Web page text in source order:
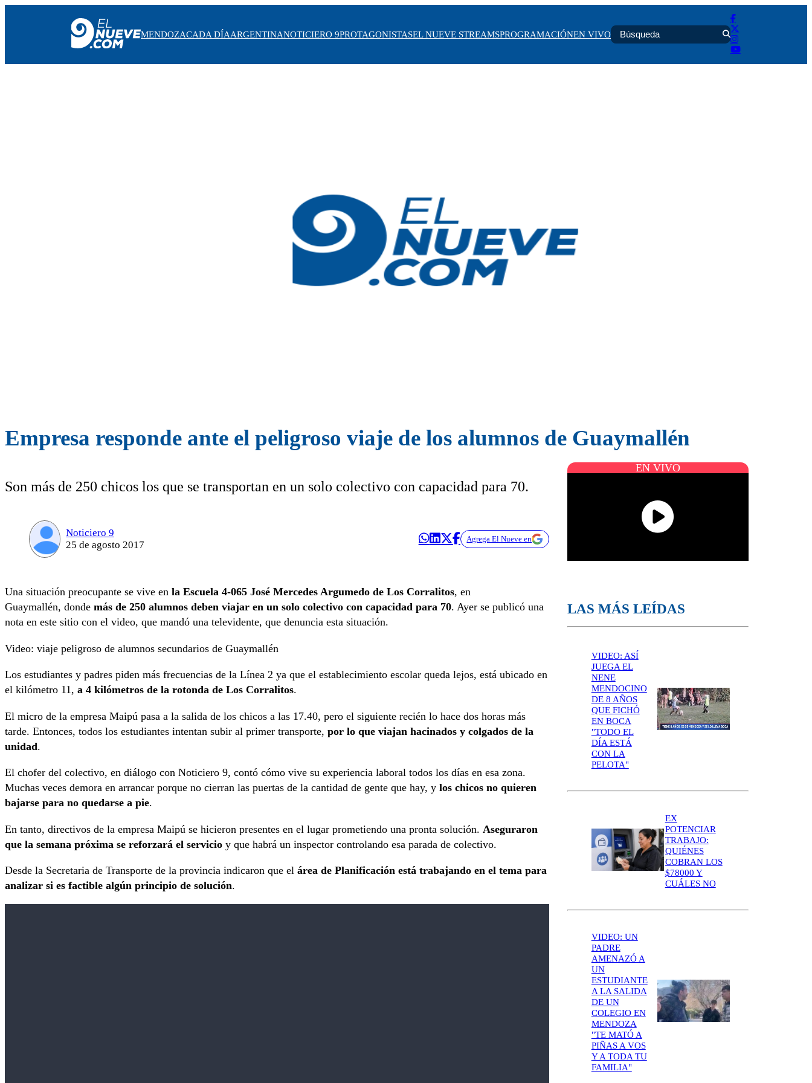
MENDOZACADA DÍAARGENTINANOTICIERO 9PROTAGONISTASEL NUEVE STREAMSPROGRAMACIÓNEN VIVO
Empresa responde ante el peligroso viaje de los alumnos de Guaymallén
Son más de 250 chicos los que se transportan en un solo colectivo con capacidad para 70.
Noticiero 9
25 de agosto 2017
Agrega El Nueve en
Una situación preocupante se vive en la Escuela 4-065 José Mercedes Argumedo de Los Corralitos, en
Guaymallén, donde más de 250 alumnos deben viajar en un solo colectivo con capacidad para 70. Ayer se publicó una
nota en este sitio con el video, que mandó una televidente, que denuncia esta situación.
Video: viaje peligroso de alumnos secundarios de Guaymallén
Los estudiantes y padres piden más frecuencias de la Línea 2 ya que el establecimiento escolar queda lejos, está ubicado en
el kilómetro 11, a 4 kilómetros de la rotonda de Los Corralitos.
El micro de la empresa Maipú pasa a la salida de los chicos a las 17.40, pero el siguiente recién lo hace dos horas más
tarde. Entonces, todos los estudiantes intentan subir al primer transporte, por lo que viajan hacinados y colgados de la
unidad.
El chofer del colectivo, en diálogo con Noticiero 9, contó cómo vive su experiencia laboral todos los días en esa zona.
Muchas veces demora en arrancar porque no cierran las puertas de la cantidad de gente que hay, y los chicos no quieren
bajarse para no quedarse a pie.
En tanto, directivos de la empresa Maipú se hicieron presentes en el lugar prometiendo una pronta solución. Aseguraron
que la semana próxima se reforzará el servicio y que habrá un inspector controlando esa parada de colectivo.
Desde la Secretaria de Transporte de la provincia indicaron que el área de Planificación está trabajando en el tema para
analizar si es factible algún principio de solución.
EN VIVO
LAS MÁS LEÍDAS
VIDEO: ASÍ
JUEGA EL
NENE
MENDOCINO
DE 8 AÑOS
QUE FICHÓ
EN BOCA
"TODO EL
DÍA ESTÁ
CON LA
PELOTA"
EX
POTENCIAR
TRABAJO:
QUIÉNES
COBRAN LOS
$78000 Y
CUÁLES NO
VIDEO: UN
PADRE
AMENAZÓ A
UN
ESTUDIANTE
A LA SALIDA
DE UN
COLEGIO EN
MENDOZA
"TE MATÓ A
PIÑAS A VOS
Y A TODA TU
FAMILIA"